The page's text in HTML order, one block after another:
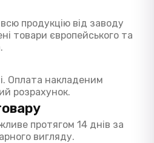
продукцію від заводу
товари європейського та
Оплата накладеним
розрахунок.
протягом 14 днів за
вигляду.